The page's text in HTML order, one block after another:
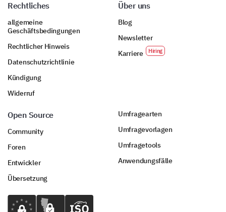
Rechtliches
allgemeine
Geschäftsbedingungen
Rechtlicher Hinweis
Datenschutzrichtlinie
Kündigung
Widerruf
Über uns
Blog
Newsletter
Karriere
Open Source
Community
Foren
Entwickler
Übersetzung
Umfragearten
Umfragevorlagen
Umfragetools
Anwendungsfälle